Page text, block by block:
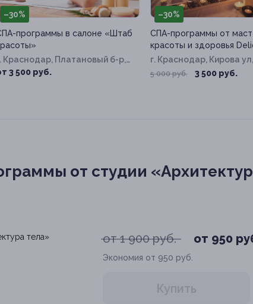
–30%
программы в салоне «Штаб
Краснодар, Платановый б-р,
17п
3 500 руб.
–30%
СПА-программы от
красоты и здоровья
г. Краснодар, Кирова
5 000 руб. 3 500 руб.
от студии
от 1 900 руб. от 950
Экономия от 950 руб.
Купить